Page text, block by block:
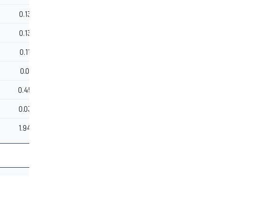
0.135
0.135
0.110
0.011
0.452
0.032
1.944